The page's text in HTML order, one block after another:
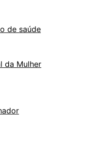
de saúde
da Mulher